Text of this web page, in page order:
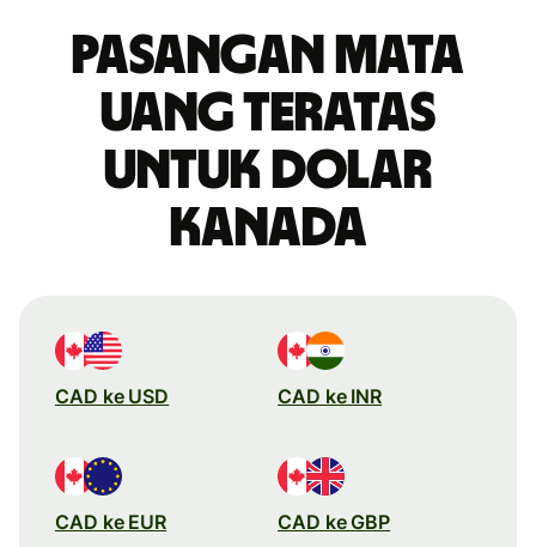
Pasangan mata
uang teratas
untuk dolar
Kanada
CAD ke USD CAD ke INR
CAD ke EUR CAD ke GBP